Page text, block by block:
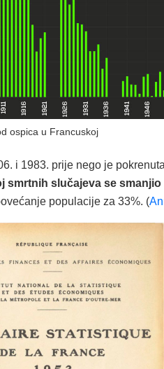
ospica u Francuskoj
i 1983. prije nego je
smrtnih slučajeva se smanjio
populacije za 33%. (